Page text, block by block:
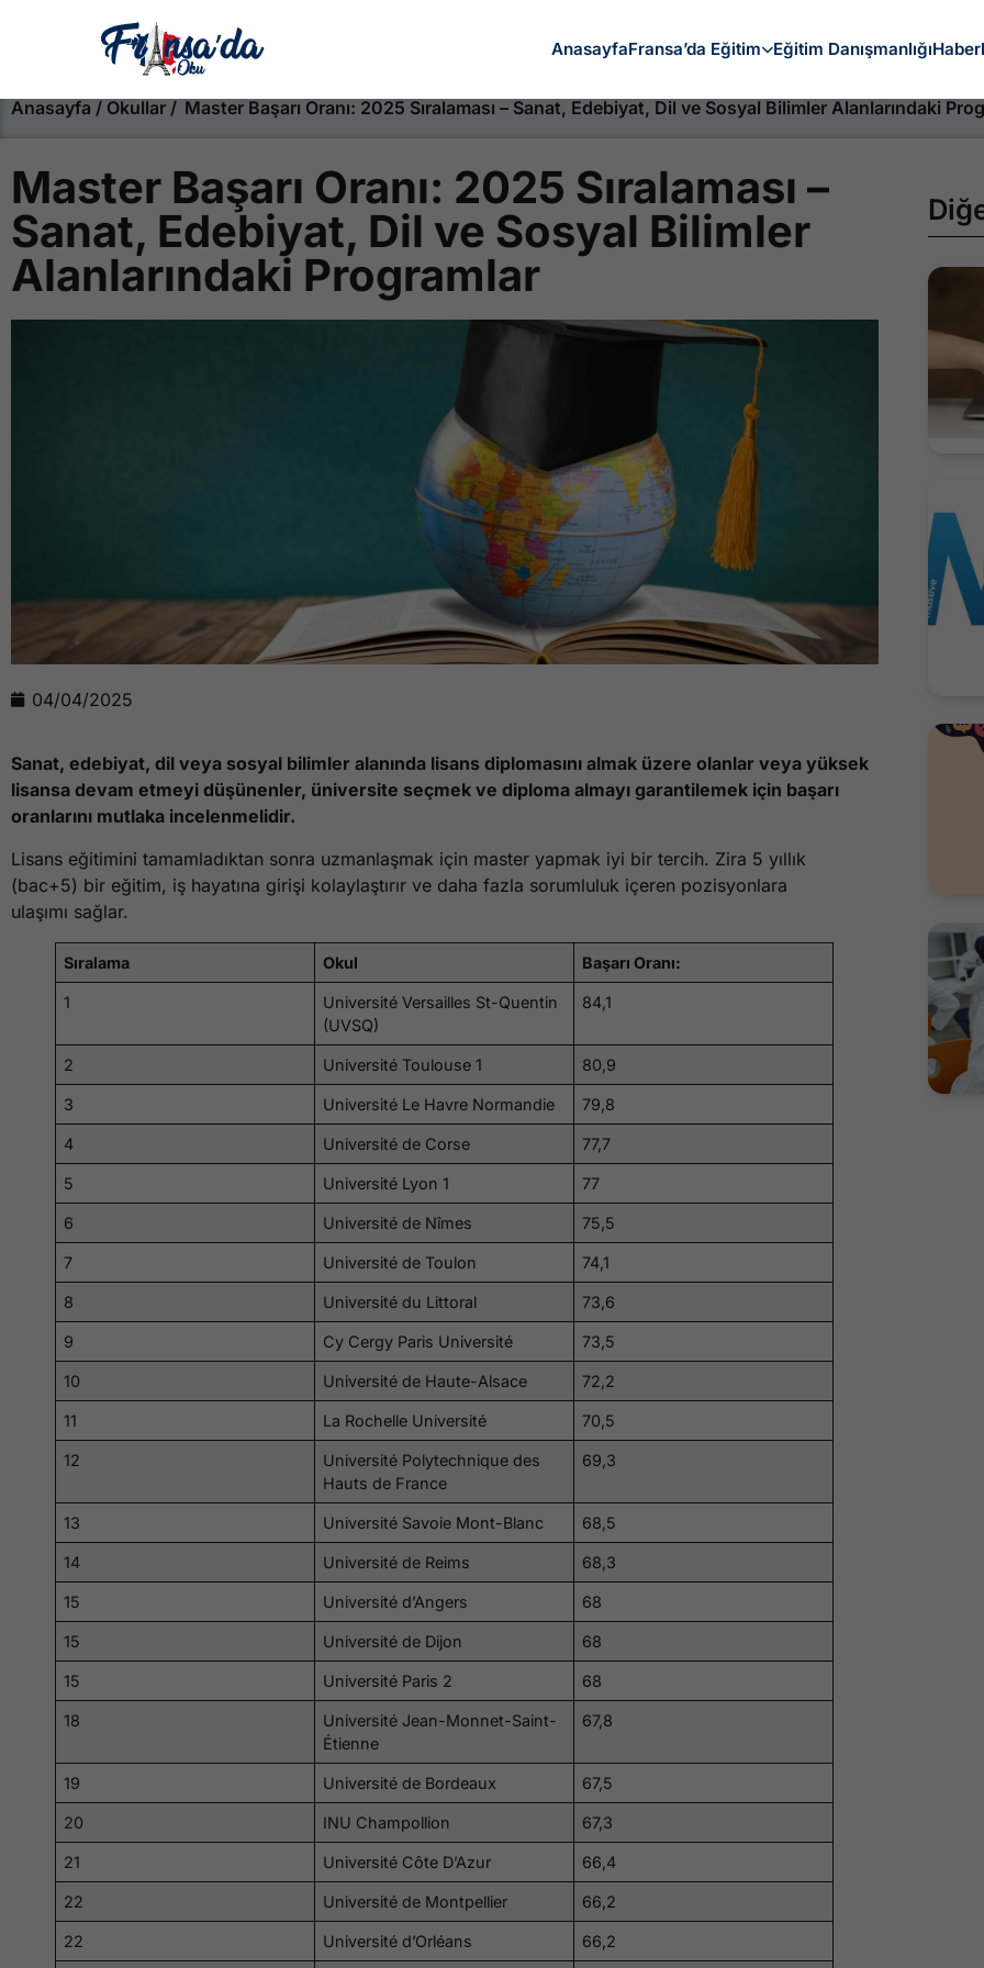
AnasayfaFransa’da Eğitim Eğitim Danışmanlığı
Anasayfa / Okullar / Master Başarı Oranı: 2025 Sıralaması – Sanat, Edebiyat, Dil ve Sosyal Bilimler Alanlarındaki
Master Başarı Oranı: 2025 Sıralaması –
Sanat, Edebiyat, Dil ve Sosyal Bilimler
Alanlarındaki Programlar
04/04/2025
Sanat, edebiyat, dil veya sosyal bilimler alanında lisans diplomasını almak üzere olanlar veya yüksek
lisansa devam etmeyi düşünenler, üniversite seçmek ve diploma almayı garantilemek için başarı
oranlarını mutlaka incelenmelidir.
Lisans eğitimini tamamladıktan sonra uzmanlaşmak için master yapmak iyi bir tercih. Zira 5 yıllık
(bac+5) bir eğitim, iş hayatına girişi kolaylaştırır ve daha fazla sorumluluk içeren pozisyonlara
ulaşımı sağlar.
Sıralama Okul Başarı Oranı:
1
Université Versailles St-Quentin
(UVSQ)
84,1
2 Université Toulouse 1 80,9
3 Université Le Havre Normandie 79,8
4 Université de Corse 77,7
5 Université Lyon 1 77
6 Université de Nîmes 75,5
7 Université de Toulon 74,1
8 Université du Littoral 73,6
9 Cy Cergy Paris Université 73,5
10 Université de Haute-Alsace 72,2
11 La Rochelle Université 70,5
12
Université Polytechnique des
Hauts de France
69,3
13 Université Savoie Mont-Blanc 68,5
14 Université de Reims 68,3
15 Université d’Angers 68
15 Université de Dijon 68
15 Université Paris 2 68
18
Université Jean-Monnet-Saint-
Étienne
67,8
19 Université de Bordeaux 67,5
20 INU Champollion 67,3
21 Université Côte D’Azur 66,4
22 Université de Montpellier 66,2
22 Université d’Orléans 66,2